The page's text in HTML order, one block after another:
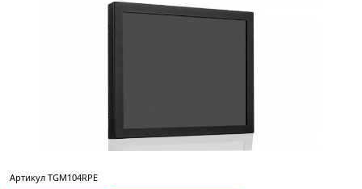
Артикул TGM104RPE